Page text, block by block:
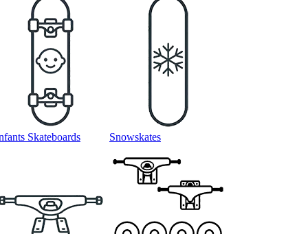
Skateboards Snowskates